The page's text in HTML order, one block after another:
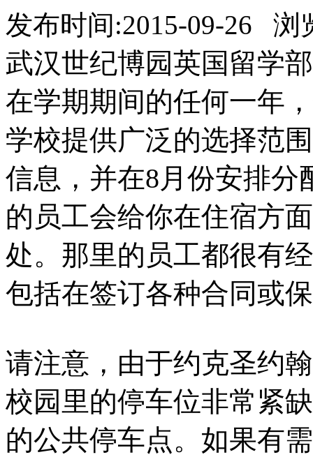
发布时间:2015-09-26 浏
武汉世纪博园英国留学
在学期期间的任何一年
学校提供广泛的选择范
信息，并在8月份安排分
的员工会给你在住宿方
处。那里的员工都很有
包括在签订各种合同或
请注意，由于约克圣约
校园里的停车位非常紧
的公共停车点。如果有